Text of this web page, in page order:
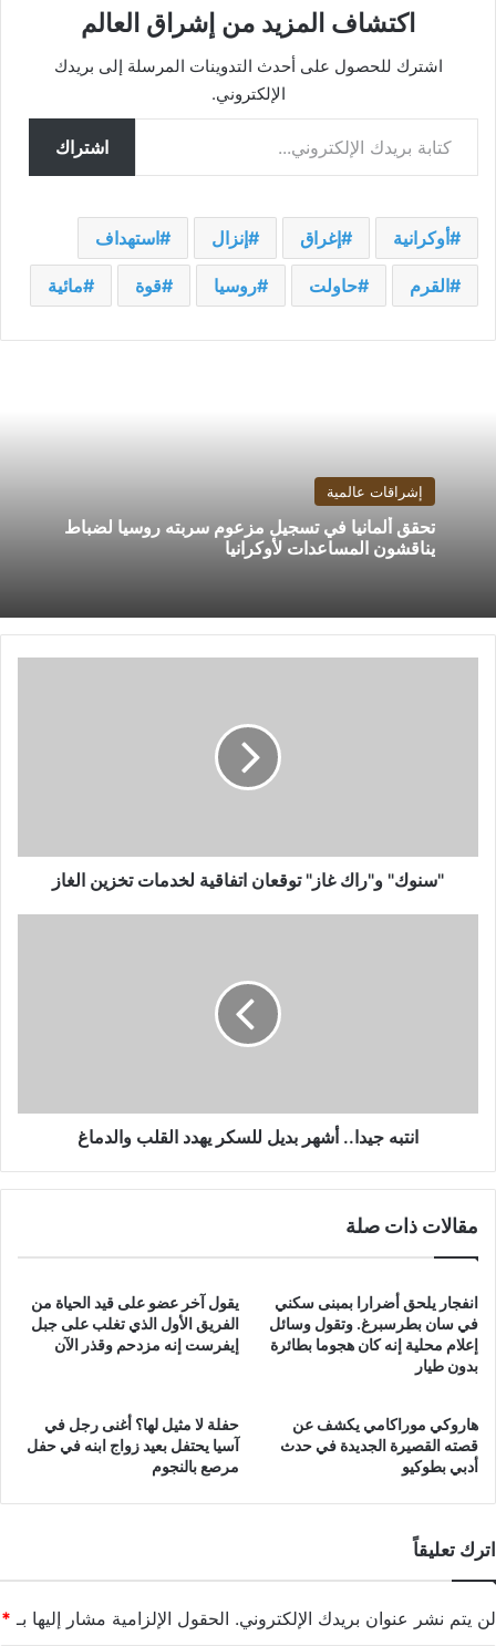
اكتشاف المزيد من إشراق العالم
اشترك للحصول على أحدث التدوينات المرسلة إلى بريدك
الإلكتروني.
كتابة بريدك الإلكتروني...
اشتراك
أوكرانية إغراق إنزال استهداف
القرم حاولت روسيا قوة مائية
إشراقات عالمية
تحقق ألمانيا في تسجيل مزعوم سربته روسيا لضباط
يناقشون المساعدات لأوكرانيا
"سنوك" و"راك غاز" توقعان اتفاقية لخدمات تخزين الغاز
انتبه جيدا.. أشهر بديل للسكر يهدد القلب والدماغ
مقالات ذات صلة
انفجار يلحق أضرارا بمبنى سكني
في سان بطرسبرغ. وتقول وسائل
إعلام محلية إنه كان هجوما بطائرة
بدون طيار
يقول آخر عضو على قيد الحياة من
الفريق الأول الذي تغلب على جبل
إيفرست إنه مزدحم وقذر الآن
هاروكي موراكامي يكشف عن
قصته القصيرة الجديدة في حدث
أدبي بطوكيو
حفلة لا مثيل لها؟ أغنى رجل في
آسيا يحتفل بعيد زواج ابنه في حفل
مرصع بالنجوم
اترك تعليقاً
لن يتم نشر عنوان بريدك الإلكتروني. الحقول الإلزامية مشار إليها بـ *